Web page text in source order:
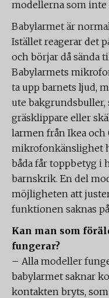
modellerna som inte
Babylarmet är
Istället reagerar det
och börjar då sända
Babylarmets
ta upp barnets ljud,
ute
gräsklippare eller
larmen från Ikea och
mikrofonkänslighet
båda får toppbetyg i
barnskrik. En del
möjligheten att
funktionen saknas
Kan man som
fungerar?
– Alla modeller
babylarmet saknar
kontakten bryts, som